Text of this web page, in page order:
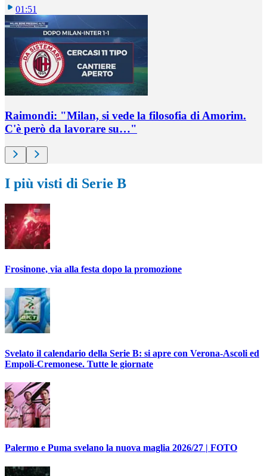
01:51
Raimondi: "Milan, si vede la filosofia di Amorim.
C'è però da lavorare su…"
I più visti di Serie B
Frosinone, via alla festa dopo la promozione
Svelato il calendario della Serie B: si apre con Verona-Ascoli ed
Empoli-Cremonese. Tutte le giornate
Palermo e Puma svelano la nuova maglia 2026/27 | FOTO